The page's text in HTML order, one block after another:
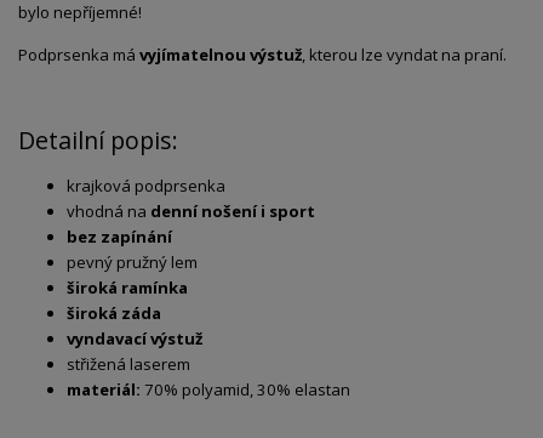
bylo nepříjemné!
Podprsenka má vyjímatelnou výstuž, kterou lze vyndat na praní.
Detailní popis:
krajková podprsenka
vhodná na denní nošení i sport
bez zapínání
pevný pružný lem
široká ramínka
široká záda
vyndavací výstuž
střižená laserem
materiál: 70% polyamid, 30% elastan